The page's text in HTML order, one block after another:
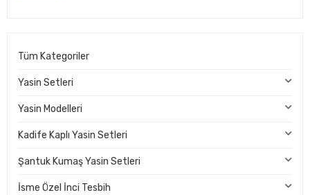
Tüm Kategoriler
Yasin Setleri
Yasin Modelleri
Kadife Kaplı Yasin Setleri
Şantuk Kumaş Yasin Setleri
İsme Özel İnci Tesbih